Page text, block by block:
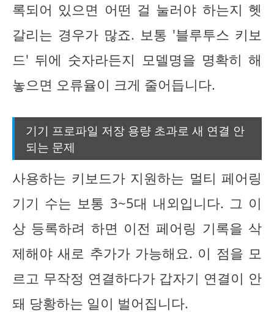
록되어 있으면 어떤 걸 눌러야 하는지 헷
갈리는 경우가 많죠. 보통 '블루투스 키보
드' 뒤에 숫자라든지 모델명을 명확히 해
놓으면 오류율이 크게 줄어듭니다.
기기 프로파일 저장 용량 초과로 새 연결 안
되는 문제
사용하는 키보드가 지원하는 멀티 페어링
기기 수는 보통 3~5대 내외입니다. 그 이
상 등록하려 하면 이전 페어링 기록을 삭
제해야 새로 추가가 가능해요. 이 점을 모
르고 무작정 연결하다가 갑자기 연결이 안
돼 당황하는 일이 벌어집니다.